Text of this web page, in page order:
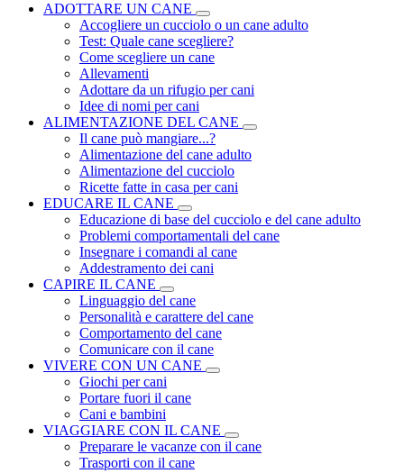
ADOTTARE UN CANE
Accogliere un cucciolo o un cane adulto
Test: Quale cane scegliere?
Come scegliere un cane
Allevamenti
Adottare da un rifugio per cani
Idee di nomi per cani
ALIMENTAZIONE DEL CANE
Il cane può mangiare...?
Alimentazione del cane adulto
Alimentazione del cucciolo
Ricette fatte in casa per cani
EDUCARE IL CANE
Educazione di base del cucciolo e del cane adulto
Problemi comportamentali del cane
Insegnare i comandi al cane
Addestramento dei cani
CAPIRE IL CANE
Linguaggio del cane
Personalità e carattere del cane
Comportamento del cane
Comunicare con il cane
VIVERE CON UN CANE
Giochi per cani
Portare fuori il cane
Cani e bambini
VIAGGIARE CON IL CANE
Preparare le vacanze con il cane
Trasporti con il cane